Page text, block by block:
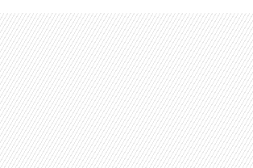
Skip to main content